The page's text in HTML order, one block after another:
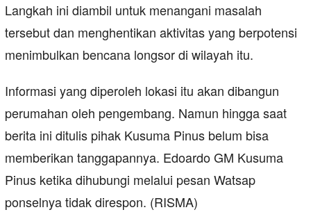
Langkah ini diambil untuk menangani masalah
tersebut dan menghentikan aktivitas yang berpotensi
menimbulkan bencana longsor di wilayah itu.
Informasi yang diperoleh lokasi itu akan dibangun
perumahan oleh pengembang. Namun hingga saat
berita ini ditulis pihak Kusuma Pinus belum bisa
memberikan tanggapannya. Edoardo GM Kusuma
Pinus ketika dihubungi melalui pesan Watsap
ponselnya tidak direspon. (RISMA)